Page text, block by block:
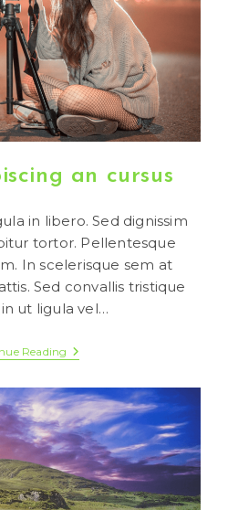
an cursus
in libero. Sed dignissim
tortor. Pellentesque
In scelerisque sem at
Sed convallis tristique
ut ligula vel…
Reading Neque
Cursus